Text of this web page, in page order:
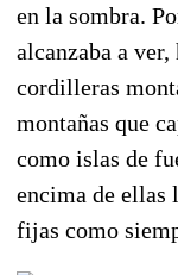
en la sombra.
alcanzaba a
cordilleras
montañas que
como islas de
encima de ellas
fijas como